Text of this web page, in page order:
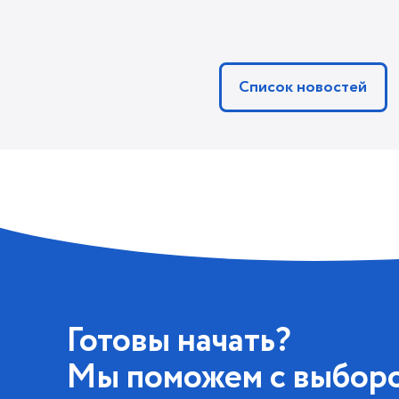
Список новостей
Готовы начать?
Мы поможем с